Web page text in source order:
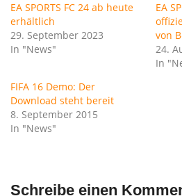
EA SPORTS FC 24 ab heute
erhältlich
29. September 2023
In "News"
EA
von
24.
In
FIFA 16 Demo: Der
Download steht bereit
8. September 2015
In "News"
Schreibe einen